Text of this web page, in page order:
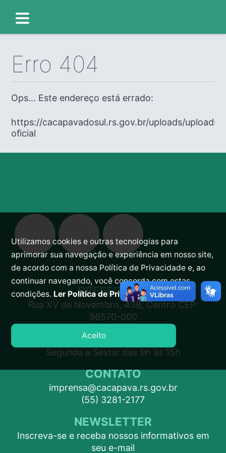
Erro 404
Ops... Este endereço está errado:
https://cacapavadosul.rs.gov.br/uploads/
oficial
PREFEITURA
Rua XV de Novembro, 438, Centro CEP:
96570-000
ATENDIMENTO
Segunda a Sexta: das 9h às 15h
CONTATO
imprensa@cacapava.rs.gov.br
(55) 3281-2177
NEWSLETTER
Inscreva-se e receba nossos informativos em
seu e-mail
Utilizamos cookies e outras tecnologias para
aprimorar sua navegação e experiência em nosso site,
de acordo com a nossa Política de Privacidade e, ao
continuar navegando, você concorda com estas
condições. Ler Política de Privacidade.
Aceito